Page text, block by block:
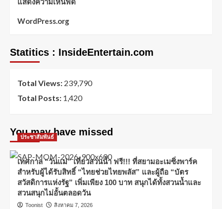
WordPress.org
Statitics : InsideEntertain.com
Total Views: 239,790
Total Posts: 1,420
You may have missed
ประชาสัมพันธ์
เทศกาล “วันแม่” เที่ยวสวนน้ำ ฟรี!!! ที่สยามอะเมซิ่งพาร์ค
สำหรับผู้ได้รับสิทธิ์ “ไทยช่วยไทยพลัส” และผู้ถือ “บัตร
สวัสดิการแห่งรัฐ” เพิ่มเพียง 100 บาท สนุกได้ทั้งสวนน้ำและ
สวนสนุกไม่อั้นตลอดวัน
Toonist สิงหาคม 7, 2026